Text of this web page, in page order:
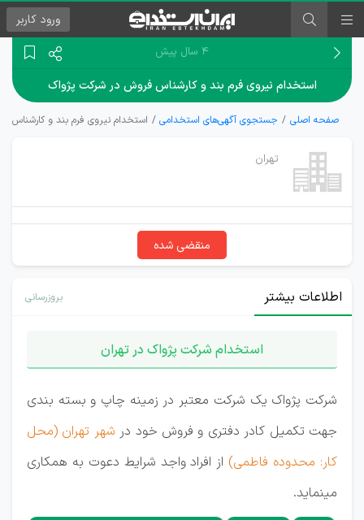
ورود کاربر
۴ سال پیش
استخدام نیروی فرم بند و کارشناس فروش در شرکت پژواک
صفحه اصلی جستجوی آگهی‌های استخدامی استخدام نیروی فرم بند و کارشناس
تهران
منقضی شده
اطلاعات بیشتر بروزرسانی
استخدام شرکت پژواک در تهران
شرکت پژواک یک شرکت معتبر در زمینه چاپ و بسته بندی
جهت تکمیل کادر دفتری و فروش خود در شهر تهران (محل
کار: محدوده فاطمی) از افراد واجد شرایط دعوت به همکاری
مینماید.